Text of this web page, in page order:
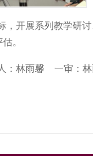
，开展系列教学研
。
：林雨馨 一审：